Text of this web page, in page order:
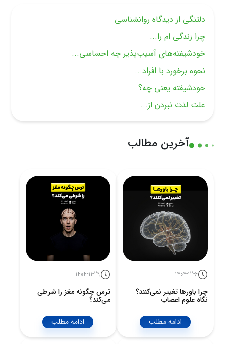
دلتنگی از دیدگاه روانشناسی
چرا زندگی ام را...
خودشیفته‌های آسیب‌پذیر چه احساسی...
نحوه برخورد با افراد...
خودشیفته یعنی چه؟
علت لذت نبردن از...
آخرین مطالب
1404-12-6
چرا باورها تغییر نمی‌کنند؟
نگاه علوم اعصاب
ادامه مطلب
1404-11-29
ترس چگونه مغز را شرطی
می‌کند؟
ادامه مطلب